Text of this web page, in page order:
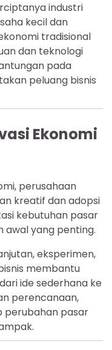
industri
kecil dan
tradisional
dan teknologi
pada
peluang bisnis
Ekonomi
perusahaan
kreatif dan adopsi
kebutuhan pasar
awal yang penting.
eksperimen,
membantu
ide sederhana ke
perencanaan,
perubahan pasar